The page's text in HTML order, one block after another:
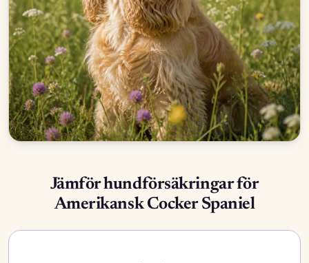
Jämför hundförsäkringar för
Amerikansk Cocker Spaniel